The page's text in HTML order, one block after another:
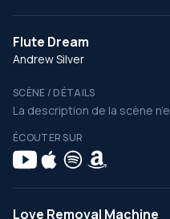
Flute Dream
Andrew Silver
SCÈNE / DÉTAILS
La description de la scène
ÉCOUTER SUR
Love Removal Machine